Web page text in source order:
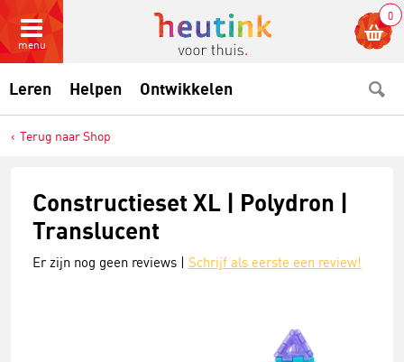
menu
0
Leren Helpen Ontwikkelen
Terug naar Shop
Constructieset XL | Polydron |
Translucent
Er zijn nog geen reviews | Schrijf als eerste een review!